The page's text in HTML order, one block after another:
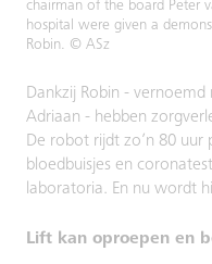
chairman of the board Peter
hospital were given a
Robin. © ASz
Dankzij Robin - vernoemd
Adriaan - hebben
De robot rijdt zo’n 80
bloedbuisjes en
laboratoria. En nu wordt
Lift kan oproepen en